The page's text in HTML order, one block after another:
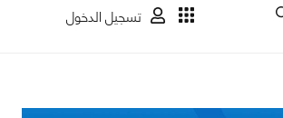
تسجيل الدخول